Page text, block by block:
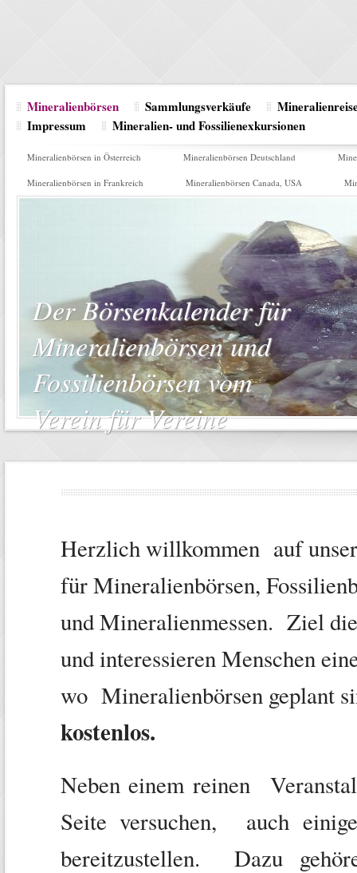
Mineralienbörsen Sammlungsverkäufe
Impressum
Mineralien- und Fossilienexkursionen
Mineralienbörsen in Österreich Mineralienbörsen Deutschland
Mineralienbörsen in Frankreich Mineralienbörsen Canada, USA
Der Börsenkalender für
Mineralienbörsen und
Fossilienbörsen vom
Verein für Vereine
Herzlich willkommen auf
für Mineralienbörsen,
und Mineralienmessen. Ziel
und interessieren Menschen
wo Mineralienbörsen
kostenlos.
Neben einem reinen
Seite versuchen, auch
bereitzustellen. Dazu